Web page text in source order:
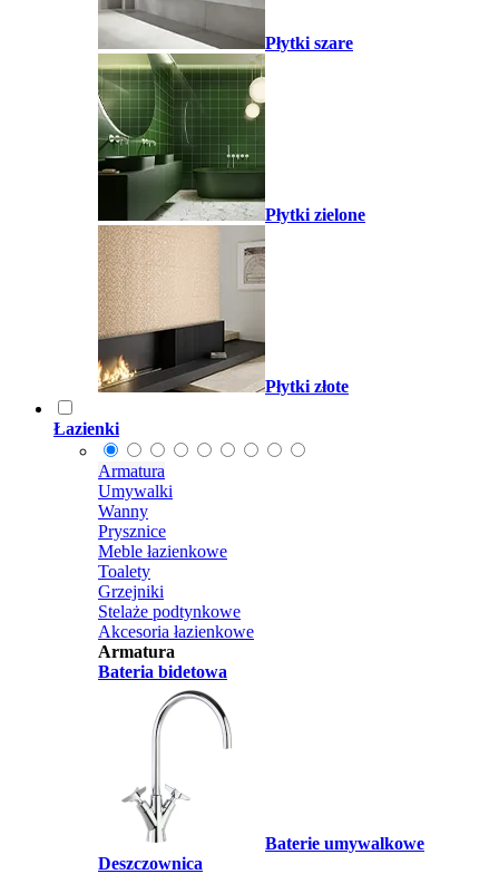
Płytki szare
Płytki zielone
Płytki złote
Łazienki
Armatura
Umywalki
Wanny
Prysznice
Meble łazienkowe
Toalety
Grzejniki
Stelaże podtynkowe
Akcesoria łazienkowe
Armatura
Bateria bidetowa
Baterie umywalkowe
Deszczownica